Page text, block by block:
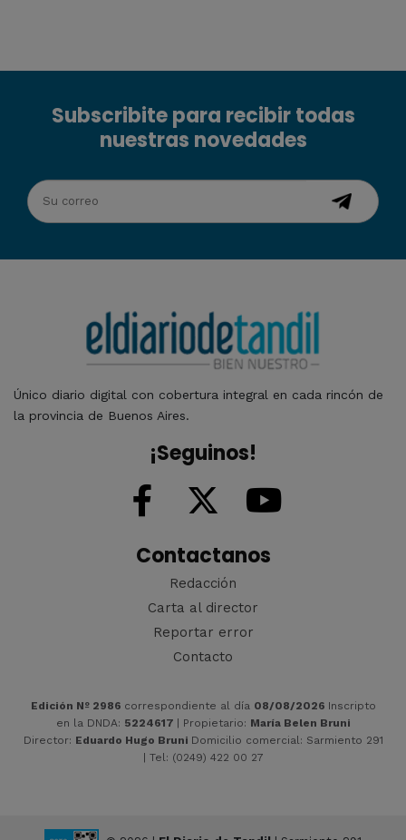
Subscribite para recibir todas
nuestras novedades
Único diario digital con cobertura integral en cada rincón de
la provincia de Buenos Aires.
¡Seguinos!
Contactanos
Redacción
Carta al director
Reportar error
Contacto
Edición Nº 2986 correspondiente al día 08/08/2026 Inscripto
en la DNDA: 5224617 | Propietario: María Belen Bruni
Director: Eduardo Hugo Bruni Domicilio comercial: Sarmiento 291
| Tel: (0249) 422 00 27